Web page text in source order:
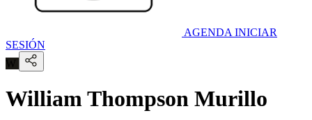
AGENDA INICIAR
SESIÓN
W
William Thompson Murillo